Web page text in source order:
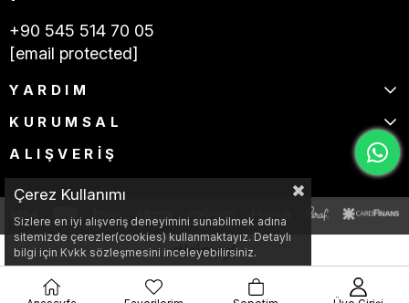
+90 545 514 70 05
[email protected]
YARDIM
KURUMSAL
ALIŞVERİŞ
Çerez Kullanımı
Sizlere en iyi alışveriş deneyimini sunabilmek adına
sitemizde çerezler(cookies) kullanmaktayız. Detaylı
bilgi için Kvkk sözleşmesini inceleyebilirsiniz.